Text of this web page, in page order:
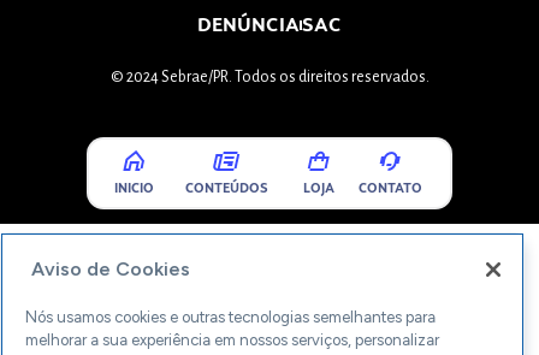
DENÚNCIASAC
© 2024 Sebrae/PR. Todos os direitos reservados.
INICIO CONTEÚDOS LOJA CONTATO
Aviso de Cookies
Nós usamos cookies e outras tecnologias semelhantes para
melhorar a sua experiência em nossos serviços, personalizar